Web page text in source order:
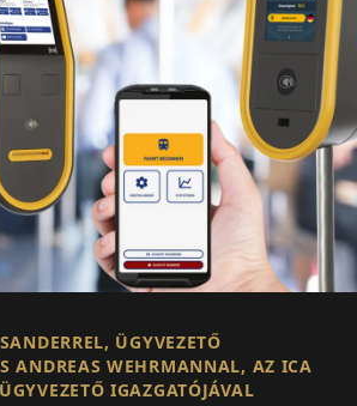
ÜGYVEZETŐ
ANDREAS WEHRMANNAL, AZ ICA
IGAZGATÓJÁVAL